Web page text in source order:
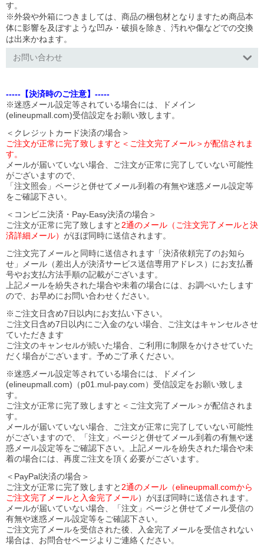
す。
※外袋や外箱につきましては、商品の梱包材となりますため商品本
体に影響を及ぼすような凹み・破損を除き、汚れや傷などでの交換
は出来かねます。
お問い合わせ
-----【決済時のご注意】-----
※迷惑メール設定等されている場合には、ドメイン
(elineupmall.com)受信設定をお願い致します。
＜クレジットカード決済の場合＞
ご注文が正常に完了致しますと＜ご注文完了メール＞が配信されま
す。
メールが届いていない場合、ご注文が正常に完了していない可能性
がございますので、
「注文照会」ページと併せてメール到着の有無や迷惑メール設定等
をご確認下さい。
＜コンビニ決済・Pay-Easy決済の場合＞
ご注文が正常に完了致しますと 2通のメール（ご注文完了メールと決
済詳細メール） がほぼ同時に送信されます。
ご注文完了メールと同時に送信されます「決済依頼完了のお知ら
せ」メール（差出人が決済サービス送信専用アドレス）にお支払番
号やお支払方法手順の記載がございます。
上記メールを紛失された場合や未着の場合には、お調べいたします
ので、お早めにお問い合わせください。
※ご注文日含め7日以内にお支払い下さい。
ご注文日含め7日以内にご入金のない場合、ご注文はキャンセルさせ
ていただきます
ご注文のキャンセルが続いた場合、ご利用に制限をかけさせていた
だく場合がございます。予めご了承ください。
※迷惑メール設定等されている場合には、ドメイン
(elineupmall.com)（p01.mul-pay.com）受信設定をお願い致しま
す。
ご注文が正常に完了致しますと＜ご注文完了メール＞が配信されま
す。
メールが届いていない場合、ご注文が正常に完了していない可能性
がございますので、「注文」ページと併せてメール到着の有無や迷
惑メール設定等をご確認下さい。
上記メールを紛失された場合や未
着の場合には、再度ご注文を頂く必要がございます。
＜PayPal決済の場合＞
ご注文が正常に完了致しますと 2通のメール（elineupmall.comから
ご注文完了メールと入金完了メール）がほぼ同時に送信されます。
メールが届いていない場合、「注文」ページと併せてメール受信の
有無や迷惑メール設定等をご確認下さい。
ご注文完了メールを受信された後、入金完了メールを受信されない
場合は、お問合せページよりご連絡ください。